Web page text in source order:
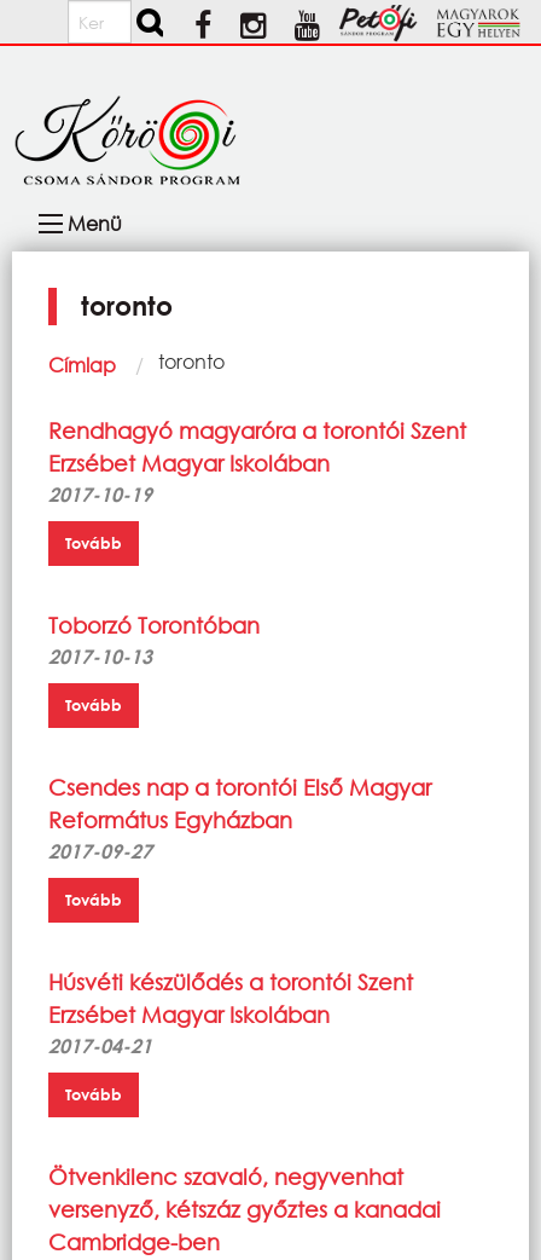
Ugrás a tartalomra
Keresés
navigáció
Menü
toronto
Morzsa
Címlap Current:
toronto
Rendhagyó magyaróra a torontói Szent
Erzsébet Magyar Iskolában
2017-10-19
Tovább
Toborzó Torontóban
2017-10-13
Tovább
Csendes nap a torontói Első Magyar
Református Egyházban
2017-09-27
Tovább
Húsvéti készülődés a torontói Szent
Erzsébet Magyar Iskolában
2017-04-21
Tovább
Ötvenkilenc szavaló, negyvenhat
versenyző, kétszáz győztes a kanadai
Cambridge-ben